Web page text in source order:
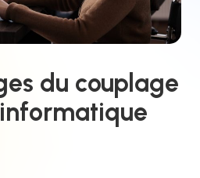
du couplage